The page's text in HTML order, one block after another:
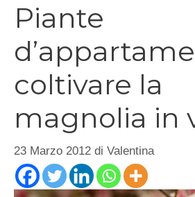
Piante
coltivare la
magnolia in
23 Marzo 2012 di Valentina